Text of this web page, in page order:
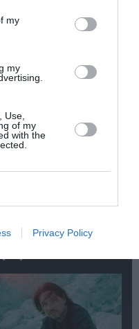
my
my
Use,
of my
with the
Privacy Policy
τελευταία νέα για